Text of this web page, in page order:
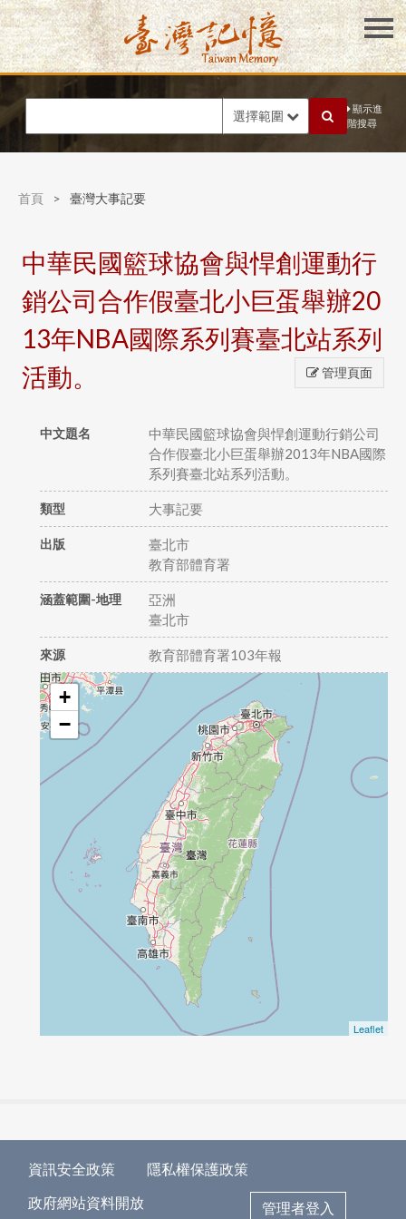
選擇範圍
顯示進
階搜尋
首頁 > 臺灣大事記要
中華民國籃球協會與悍創運動行
銷公司合作假臺北小巨蛋舉辦20
13年NBA國際系列賽臺北站系列
活動。
管理頁面
中文題名
中華民國籃球協會與悍創運動行銷公司
合作假臺北小巨蛋舉辦2013年NBA國際
系列賽臺北站系列活動。
類型 大事記要
出版
臺北市
教育部體育署
涵蓋範圍-地理
亞洲
臺北市
來源 教育部體育署103年報
+
−
Leaflet
資訊安全政策
隱私權保護政策
政府網站資料開放
管理者登入